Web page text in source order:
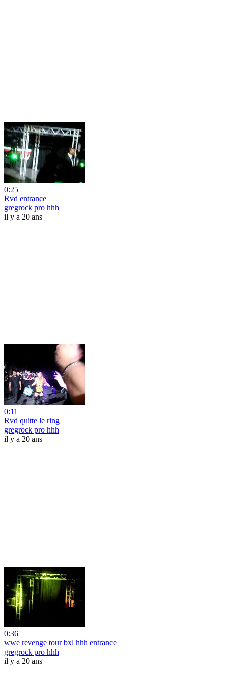
0:25
Rvd entrance
gregrock pro hhh
il y a 20 ans
0:11
Rvd quitte le ring
gregrock pro hhh
il y a 20 ans
0:36
wwe revenge tour bxl hhh entrance
gregrock pro hhh
il y a 20 ans